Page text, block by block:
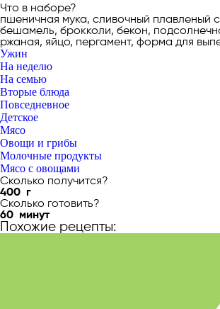
Что в наборе?
пшеничная мука, cливочный плавленый
бешамель, брокколи, бекон,
ржаная, яйцо, пергамент, форма для
Ужин
На неделю
На семью
Вторые блюда
Повседневное
Детское
Мясо
Овощи и грибы
Молочные продукты
Мясо с овощами
Сколько получится?
400 г
Сколько готовить?
60 минут
Похожие рецепты: